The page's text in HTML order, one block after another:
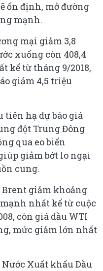
ổn định, mở đường
mạnh.
mại giảm 3,8
xuống còn 408,4
kể từ tháng 9/2018,
giảm 4,5 triệu
tiên hạ dự báo giá
đột Trung Đông
qua eo biển
giảm bớt lo ngại
cung.
Brent giảm khoảng
nhất kể từ cuộc
còn giá dầu WTI
mức giảm lớn nhất
Xuất khẩu Dầu